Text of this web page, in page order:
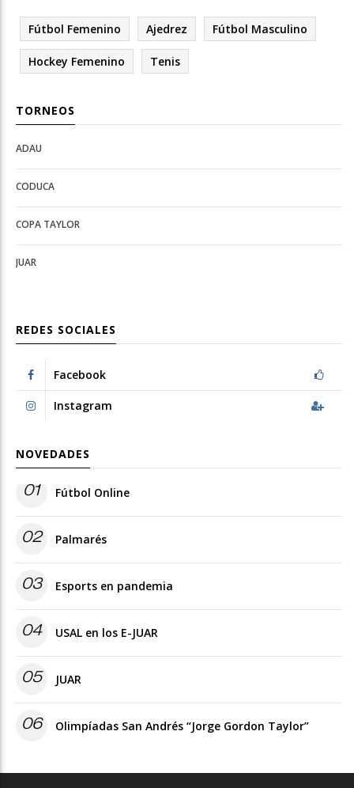
Fútbol Femenino Ajedrez Fútbol Masculino
Hockey Femenino Tenis
TORNEOS
Open
Deportes
configuration
options
Open
configuration
options
ADAU
CODUCA
COPA TAYLOR
JUAR
REDES SOCIALES
Facebook
Instagram
NOVEDADES
01 Fútbol Online
02 Palmarés
03 Esports en pandemia
04 USAL en los E-JUAR
05 JUAR
06 Olimpíadas San Andrés “Jorge Gordon Taylor”